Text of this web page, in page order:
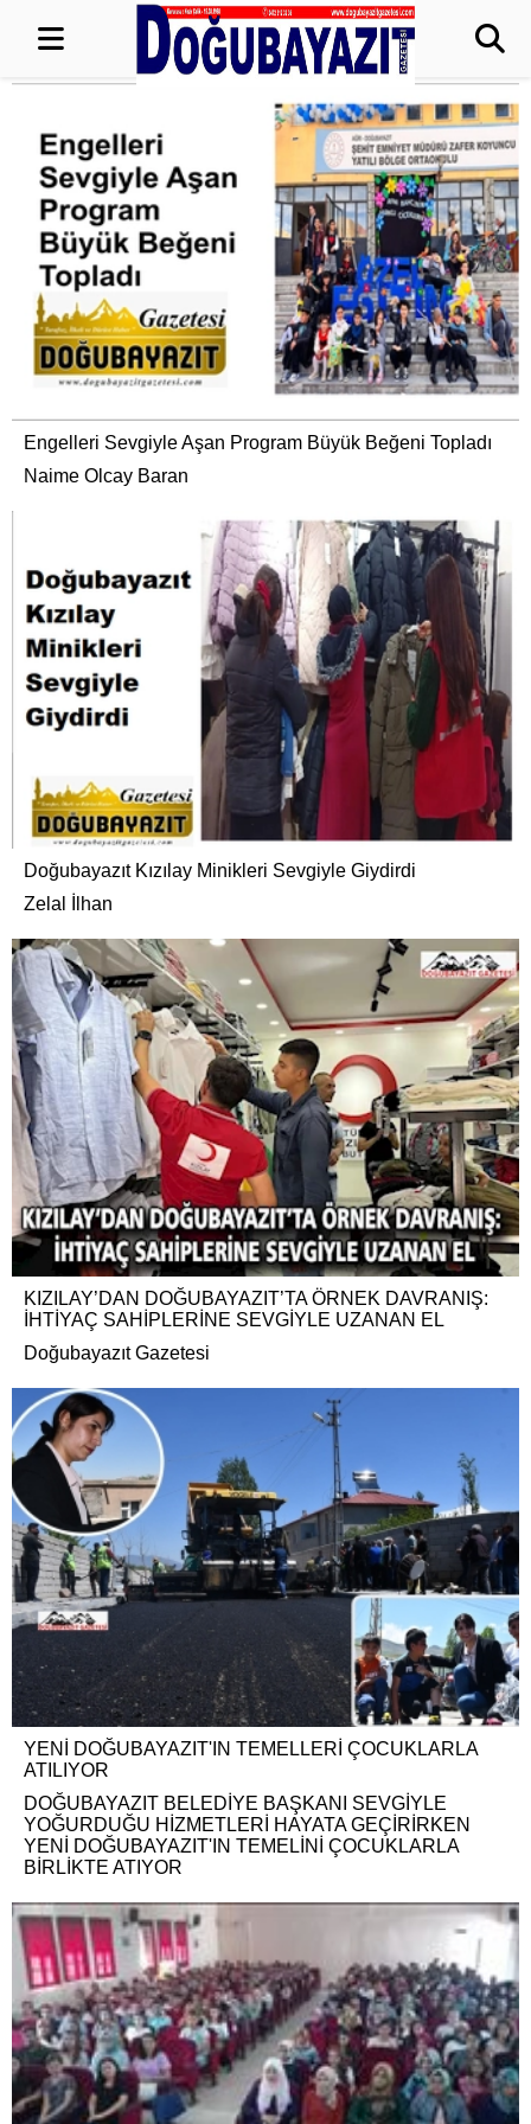
Engelleri Sevgiyle Aşan Program Büyük Beğeni Topladı
Naime Olcay Baran
Doğubayazıt Kızılay Minikleri Sevgiyle Giydirdi
Zelal İlhan
KIZILAY’DAN DOĞUBAYAZIT’TA ÖRNEK DAVRANIŞ:
İHTİYAÇ SAHİPLERİNE SEVGİYLE UZANAN EL
Doğubayazıt Gazetesi
YENİ DOĞUBAYAZIT'IN TEMELLERİ ÇOCUKLARLA
ATILIYOR
DOĞUBAYAZIT BELEDİYE BAŞKANI SEVGİYLE
YOĞURDUĞU HİZMETLERİ HAYATA GEÇİRİRKEN
YENİ DOĞUBAYAZIT'IN TEMELİNİ ÇOCUKLARLA
BİRLİKTE ATIYOR